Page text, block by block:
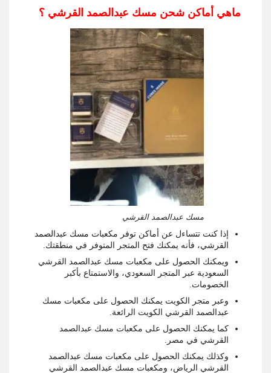
ماهي أماكن شحن مسك عبدالصمد القرشي ؟
مسك عبدالصمد القرشي
إذا كنت تتساءل عن أماكن توفر مكعبات مسك عبدالصمد
القرشي، فأنه يمكنك فتح المتجر المتوفر في منطقتك.
ويمكنك الحصول على مكعبات مسك عبدالصمد القرشي
السعودية عبر المتجر السعودي، والاستمتاع بأكبر
الخصومات.
وعبر متجر الكويت يمكنك الحصول على مكعبات مسك
عبدالصمد القرشي الكويت الرائعة.
كما يمكنك الحصول على مكعبات مسك عبدالصمد
القرشي في مصر.
وكذلك يمكنك الحصول على مكعبات مسك عبدالصمد
القرشي الرياض، ومكعبات مسك عبدالصمد القرشي